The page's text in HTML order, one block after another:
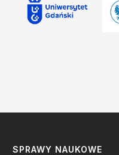
SPRAWY NAUKOWE